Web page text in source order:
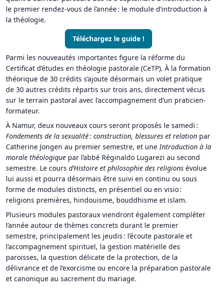
le premier rendez-vous de l’année : le module d’introduction à
la théologie.
Téléchargez le guide !
Parmi les nouveautés importantes figure la réforme du
Certificat d’études en théologie pastorale (CeTP). À la formation
théorique de 30 crédits s’ajoute désormais un volet pratique
de 30 autres crédits répartis sur trois ans, directement vécus
sur le terrain pastoral avec l’accompagnement d’un praticien-
formateur.
À Namur, deux nouveaux cours seront proposés le samedi :
Fondements de la sexualité: construction, blessures et relation par
Catherine Jongen au premier semestre, et uneIntroduction à la
morale théologique par l’abbé Réginaldo Lugarezi au second
semestre. Le cours d’Histoire et philosophie des religions évolue
lui aussi et pourra désormais être suivi en continu ou sous
forme de modules distincts, en présentiel ou en visio :
religions premières, hindouisme, bouddhisme et islam.
Plusieurs modules pastoraux viendront également compléter
l’année autour de thèmes concrets durant le premier
semestre, principalement les jeudis : l’écoute pastorale et
l’accompagnement spirituel, la gestion matérielle des
paroisses, la question délicate de la protection, de la
délivrance et de l’exorcisme ou encore la préparation pastorale
et canonique au sacrement du mariage.